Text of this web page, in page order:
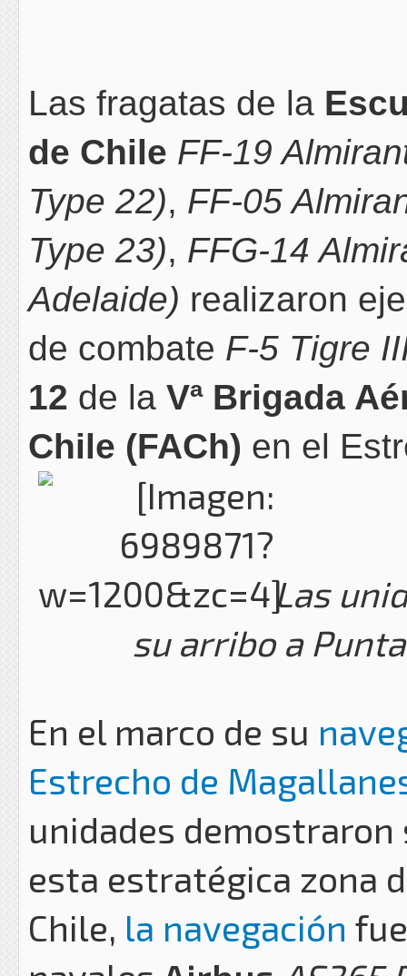
Las fragatas de la
de Chile FF-19
Type 22), FF-05
Type 23), FFG-14
Adelaide) realizaron
de combate F-5 Tigre
12 de la Vª Brigada
Chile (FACh) en el
Las
su arribo a
En el marco de su
Estrecho de
unidades
esta estratégica zona
Chile, la navegación